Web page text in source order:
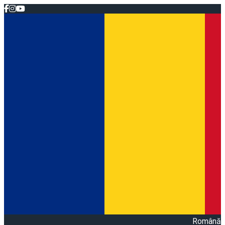
Română